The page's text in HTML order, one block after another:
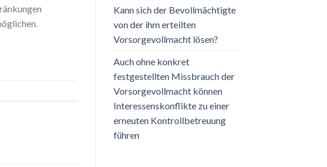
Kann sich der Bevollmächtigte
von der ihm erteilten
Vorsorgevollmacht lösen?
Auch ohne konkret
festgestellten Missbrauch der
Vorsorgevollmacht können
Interessenskonflikte zu einer
erneuten Kontrollbetreuung
führen